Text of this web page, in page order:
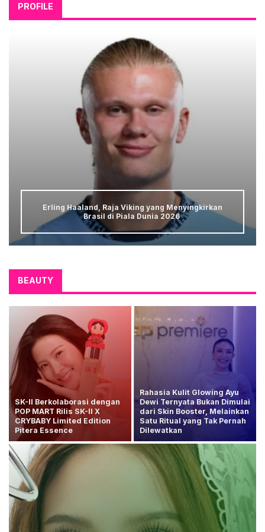
PROFILE
Erling Haaland, Raja Viking yang Menyingkirkan
Brasil di Piala Dunia 2026
BEAUTY
SK-II Berkolaborasi dengan
POP MART Rilis SK-II X
CRYBABY Limited Edition
Pitera Essence
Rahasia Kulit Glowing Ayu
Dewi Ternyata Bukan Dimulai
dari Skin Booster, Melainkan
Satu Ritual yang Tak Pernah
Dilewatkan